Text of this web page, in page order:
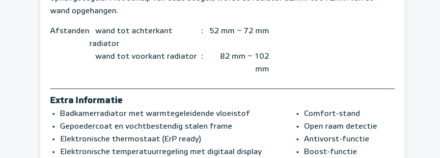
wand opgehangen.
Afstanden wand tot achterkant
radiator
: 52 mm ~ 72 mm
wand tot voorkant radiator :
82 mm ~ 102
mm
Extra Informatie
Badkamerradiator met warmtegeleidende vloeistof
Gepoedercoat en vochtbestendig stalen frame
Elektronische thermostaat (ErP ready)
Elektronische temperatuurregeling met digitaal display
Comfort-stand
Open raam detectie
Antivorst-functie
Boost-functie